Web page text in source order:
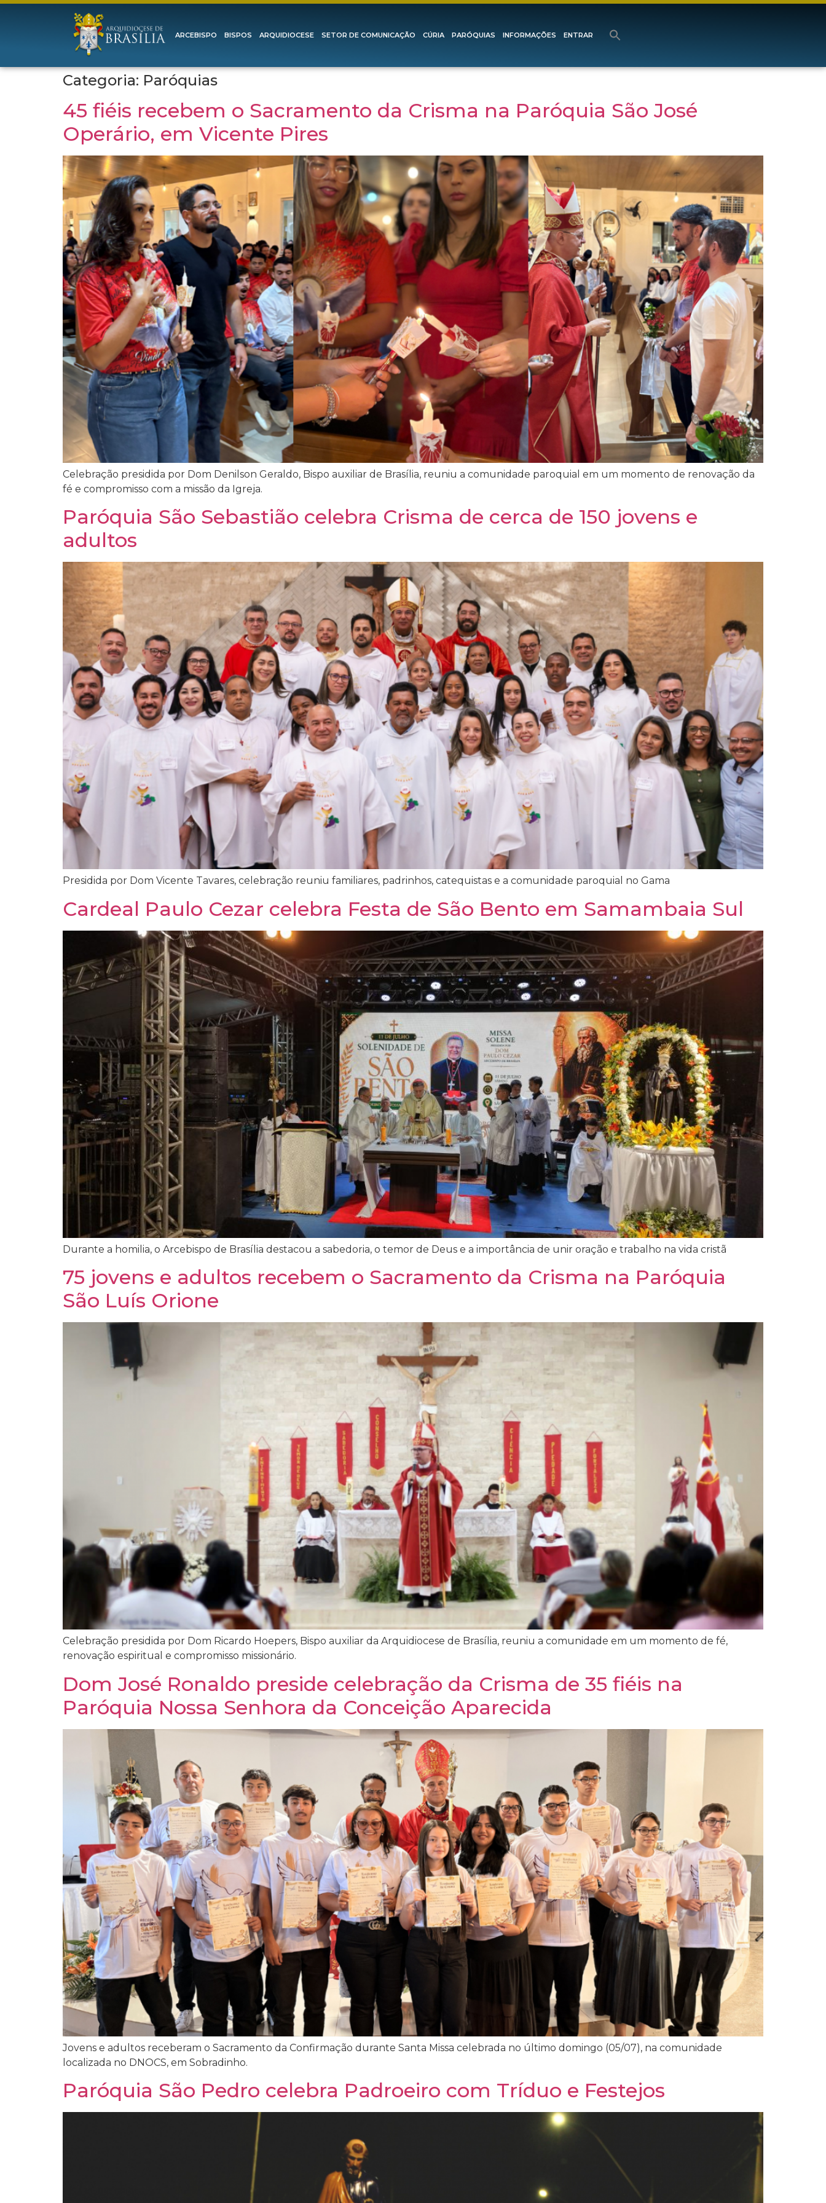
ARCEBISPO BISPOS ARQUIDIOCESE SETOR DE COMUNICAÇÃO CÚRIA PARÓQUIAS INFORMAÇÕES ENTRAR
Categoria: Paróquias
45 fiéis recebem o Sacramento da Crisma na Paróquia São José
Operário, em Vicente Pires
Celebração presidida por Dom Denilson Geraldo, Bispo auxiliar de Brasília, reuniu a comunidade paroquial em um momento de renovação da
fé e compromisso com a missão da Igreja.
Paróquia São Sebastião celebra Crisma de cerca de 150 jovens e
adultos
Presidida por Dom Vicente Tavares, celebração reuniu familiares, padrinhos, catequistas e a comunidade paroquial no Gama
Cardeal Paulo Cezar celebra Festa de São Bento em Samambaia Sul
Durante a homilia, o Arcebispo de Brasília destacou a sabedoria, o temor de Deus e a importância de unir oração e trabalho na vida cristã
75 jovens e adultos recebem o Sacramento da Crisma na Paróquia
São Luís Orione
Celebração presidida por Dom Ricardo Hoepers, Bispo auxiliar da Arquidiocese de Brasília, reuniu a comunidade em um momento de fé,
renovação espiritual e compromisso missionário.
Dom José Ronaldo preside celebração da Crisma de 35 fiéis na
Paróquia Nossa Senhora da Conceição Aparecida
Jovens e adultos receberam o Sacramento da Confirmação durante Santa Missa celebrada no último domingo (05/07), na comunidade
localizada no DNOCS, em Sobradinho.
Paróquia São Pedro celebra Padroeiro com Tríduo e Festejos